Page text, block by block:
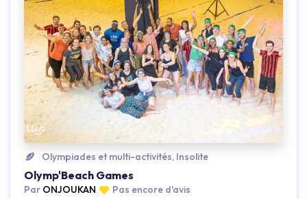
Loading...
Olympiades et multi-activités, Insolite
Olymp'Beach Games
Par ONJOUKAN
Pas encore d'avis